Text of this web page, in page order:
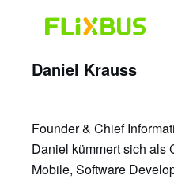
Daniel Krauss
Founder & Chief
Daniel kümmert sich als
Mobile, Software